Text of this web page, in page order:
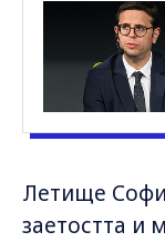
Летище
заетостта и